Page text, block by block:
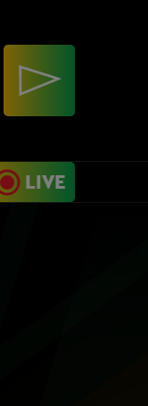
LIVE